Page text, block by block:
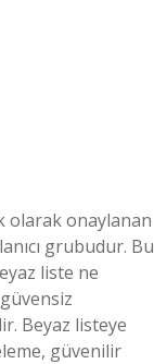
olarak onaylanan
grubudur. Bu
liste ne
Beyaz listeye
güvenilir